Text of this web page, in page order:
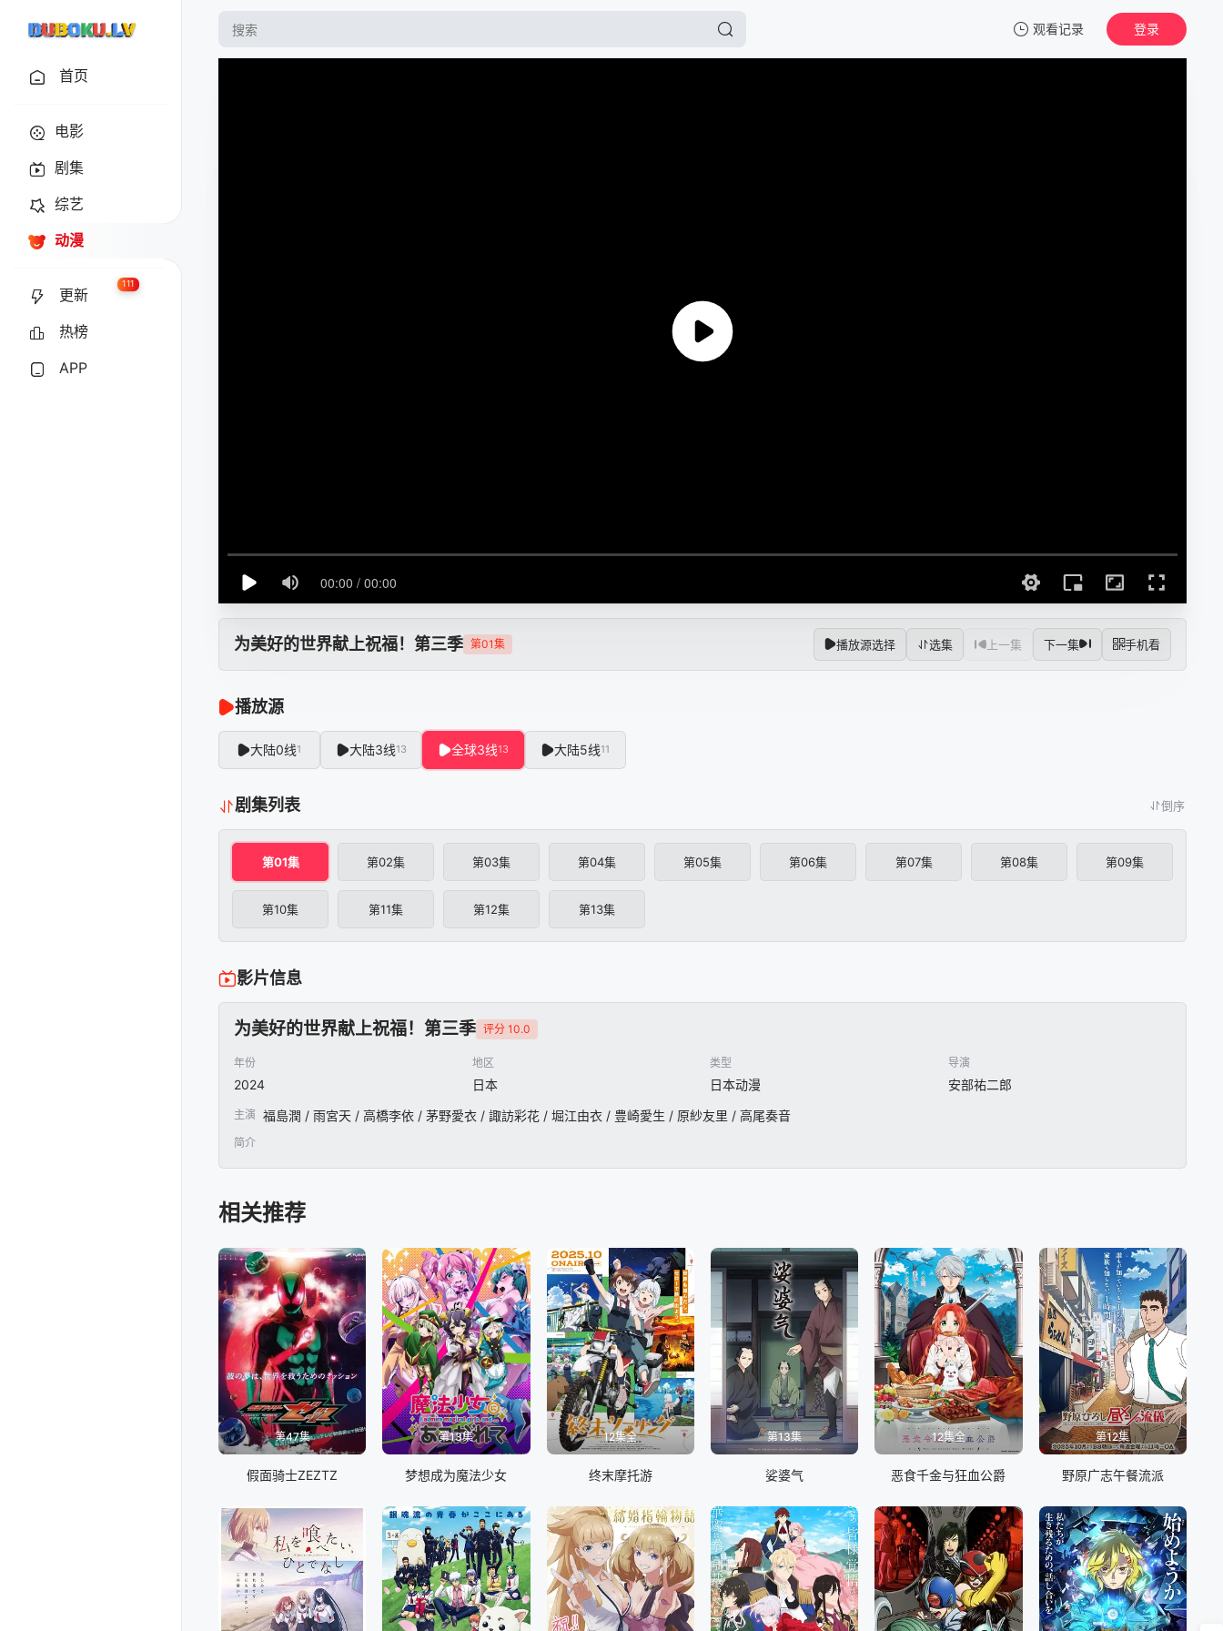
观看记录 登录
首页
电影
剧集
综艺
动漫
更新
111
热榜
APP
为美好的世界献上祝福！第三季 第01集 播放源选择 选集 上一集 下一集 手机看
播放源
大陆0线1 大陆3线13 全球3线13 大陆5线11
剧集列表 倒序
第01集 第02集 第03集 第04集 第05集 第06集 第07集 第08集 第09集
第10集 第11集 第12集 第13集
影片信息
为美好的世界献上祝福！第三季 评分 10.0
年份
2024
地区
日本
类型
日本动漫
导演
安部祐二郎
主演 福島潤 / 雨宮天 / 高橋李依 / 茅野愛衣 / 諏訪彩花 / 堀江由衣 / 豊崎愛生 / 原紗友里 / 高尾奏音
简介
相关推荐
第47集
假面骑士ZEZTZ
第13集
梦想成为魔法少女
12集全
终末摩托游
第13集
娑婆气
12集全
恶食千金与狂血公爵
第12集
野原广志午餐流派